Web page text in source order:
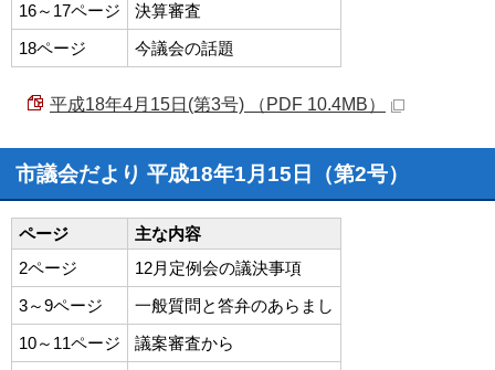
16～17ページ
決算審査
18ページ
今議会の話題
平成18年4月15日(第3号) （PDF 10.4MB）
市議会だより 平成18年1月15日（第2号）
ページ
主な内容
2ページ
12月定例会の議決事項
3～9ページ
一般質問と答弁のあらまし
10～11ページ
議案審査から